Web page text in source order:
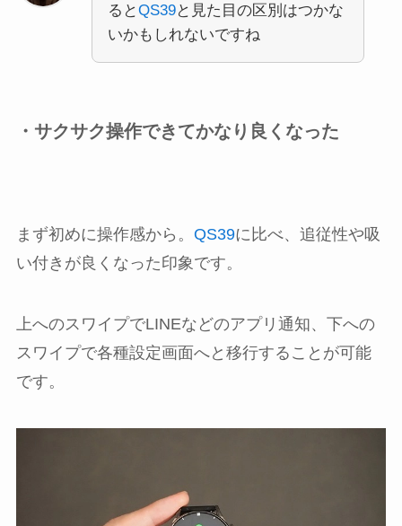
るとQS39と見た目の区別はつかな
いかもしれないですね
・サクサク操作できてかなり良くなった
まず初めに操作感から。 QS39に比べ、追従性や吸
い付きが良くなった印象です。
上へのスワイプでLINEなどのアプリ通知、下への
スワイプで各種設定画面へと移行することが可能
です。